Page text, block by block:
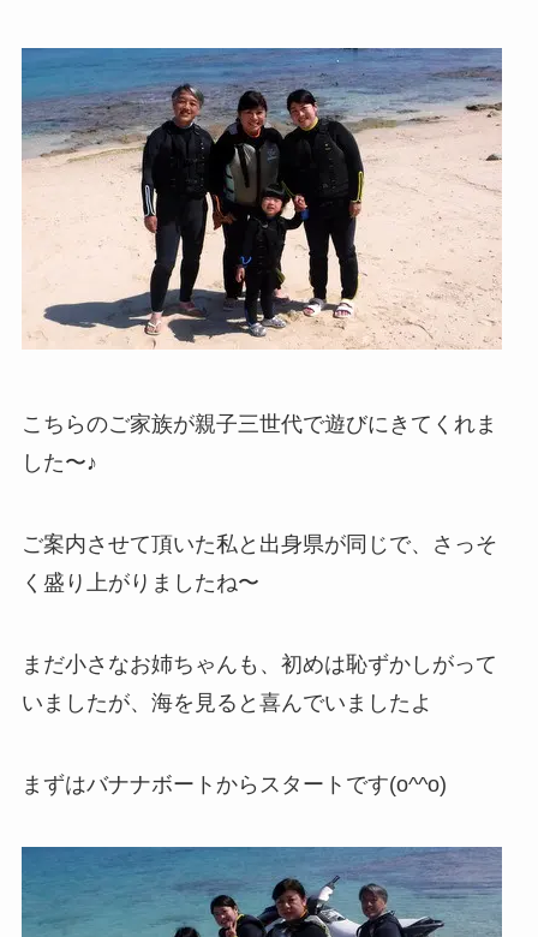
こちらのご家族が親子三世代で遊びにきてくれま
した〜♪
ご案内させて頂いた私と出身県が同じで、さっそ
く盛り上がりましたね〜
まだ小さなお姉ちゃんも、初めは恥ずかしがって
いましたが、海を見ると喜んでいましたよ
まずはバナナボートからスタートです(o^^o)